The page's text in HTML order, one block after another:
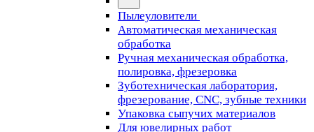
Пылеуловители
Автоматическая механическая
обработка
Ручная механическая обработка,
полировка, фрезеровка
Зуботехническая лаборатория,
фрезерование, CNC, зубные техники
Упаковка сыпучих материалов
Для ювелирных работ